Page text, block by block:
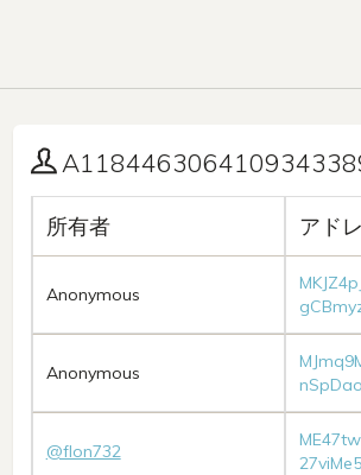
所有者 アド
Anonymous
Anonymous
@flon732